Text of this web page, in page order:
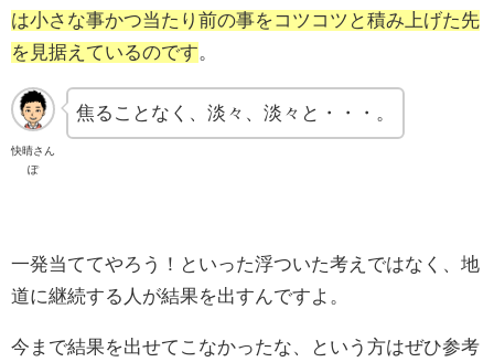
は小さな事かつ当たり前の事をコツコツと積み上げた先
を見据えているのです。
快晴さん
ぽ
焦ることなく、淡々、淡々と・・・。
一発当ててやろう！といった浮ついた考えではなく、地
道に継続する人が結果を出すんですよ。
今まで結果を出せてこなかったな、という方はぜひ参考